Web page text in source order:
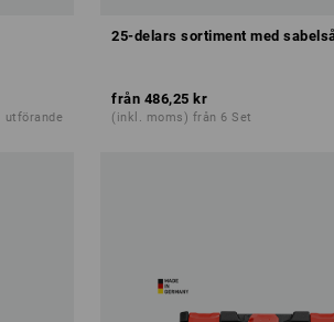
utförande
25-delars sortiment med
från 486,25 kr
(inkl. moms) från 6 Set